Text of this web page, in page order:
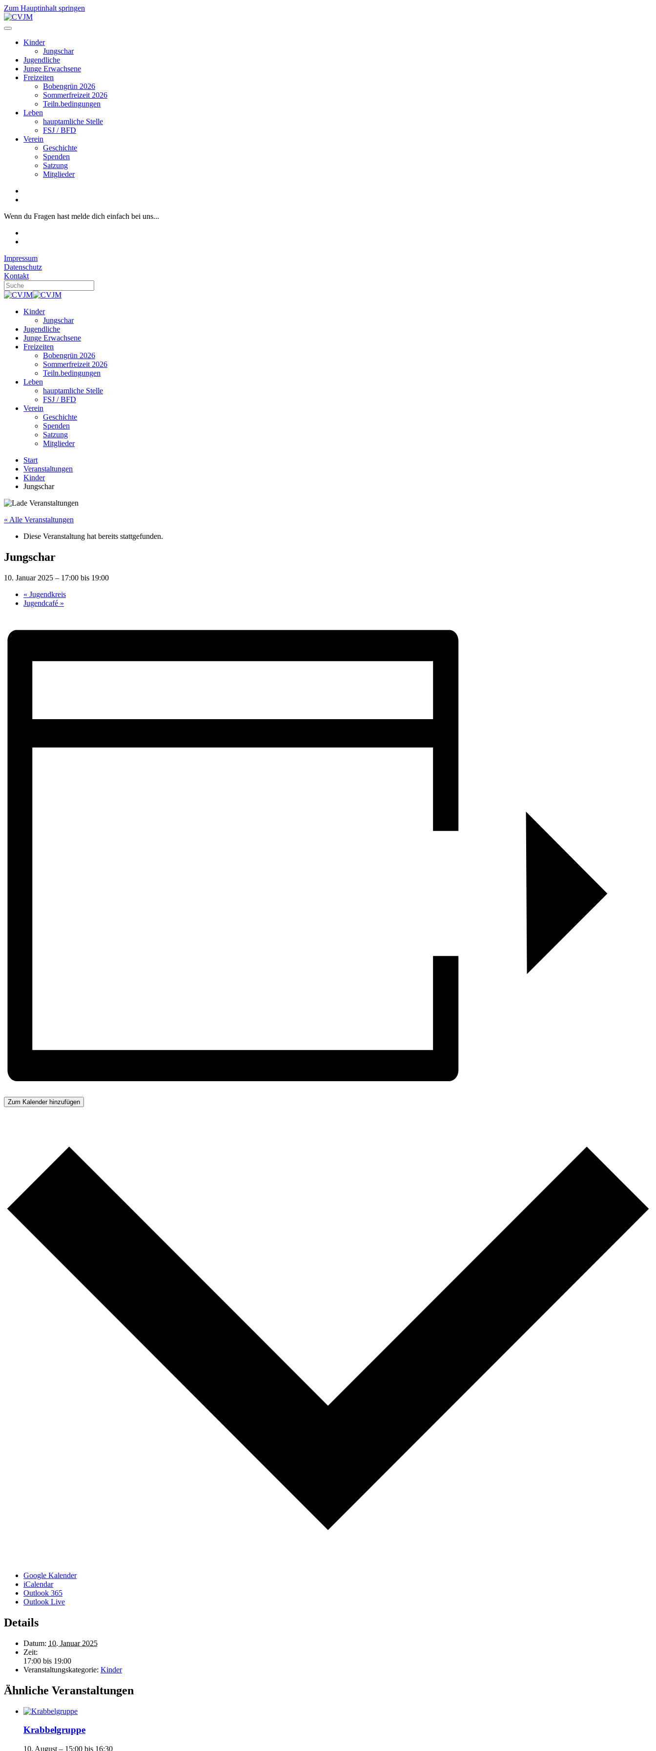
Zum Hauptinhalt springen
Kinder
Jungschar
Jugendliche
Junge Erwachsene
Freizeiten
Bobengrün 2026
Sommerfreizeit 2026
Teiln.bedingungen
Leben
hauptamliche Stelle
FSJ / BFD
Verein
Geschichte
Spenden
Satzung
Mitglieder
Wenn du Fragen hast melde dich einfach bei uns...
Impressum
Datenschutz
Kontakt
Kinder
Jungschar
Jugendliche
Junge Erwachsene
Freizeiten
Bobengrün 2026
Sommerfreizeit 2026
Teiln.bedingungen
Leben
hauptamliche Stelle
FSJ / BFD
Verein
Geschichte
Spenden
Satzung
Mitglieder
Start
Veranstaltungen
Kinder
Jungschar
« Alle Veranstaltungen
Diese Veranstaltung hat bereits stattgefunden.
Jungschar
10. Januar 2025 – 17:00 bis 19:00
« Jugendkreis
Jugendcafé »
Zum Kalender hinzufügen
Google Kalender
iCalendar
Outlook 365
Outlook Live
Details
Datum: 10. Januar 2025
Zeit:
17:00 bis 19:00
Veranstaltungskategorie: Kinder
Ähnliche Veranstaltungen
Krabbelgruppe
10. August – 15:00 bis 16:30